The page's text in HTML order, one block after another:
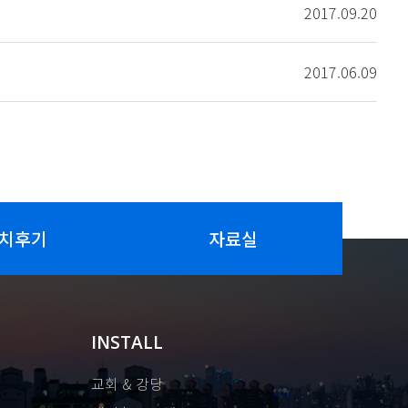
2017.09.20
2017.06.09
후기 자료실
INSTALL
교회 & 강당